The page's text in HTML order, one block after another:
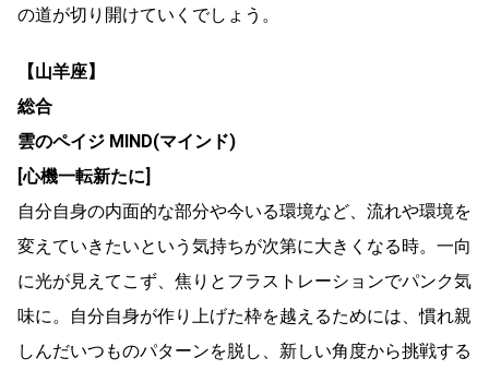
の道が切り開けていくでしょう。
【山羊座】
総合
雲のペイジ MIND(マインド)
[心機一転新たに]
自分自身の内面的な部分や今いる環境など、流れや環境を
変えていきたいという気持ちが次第に大きくなる時。一向
に光が見えてこず、焦りとフラストレーションでパンク気
味に。自分自身が作り上げた枠を越えるためには、慣れ親
しんだいつものパターンを脱し、新しい角度から挑戦する